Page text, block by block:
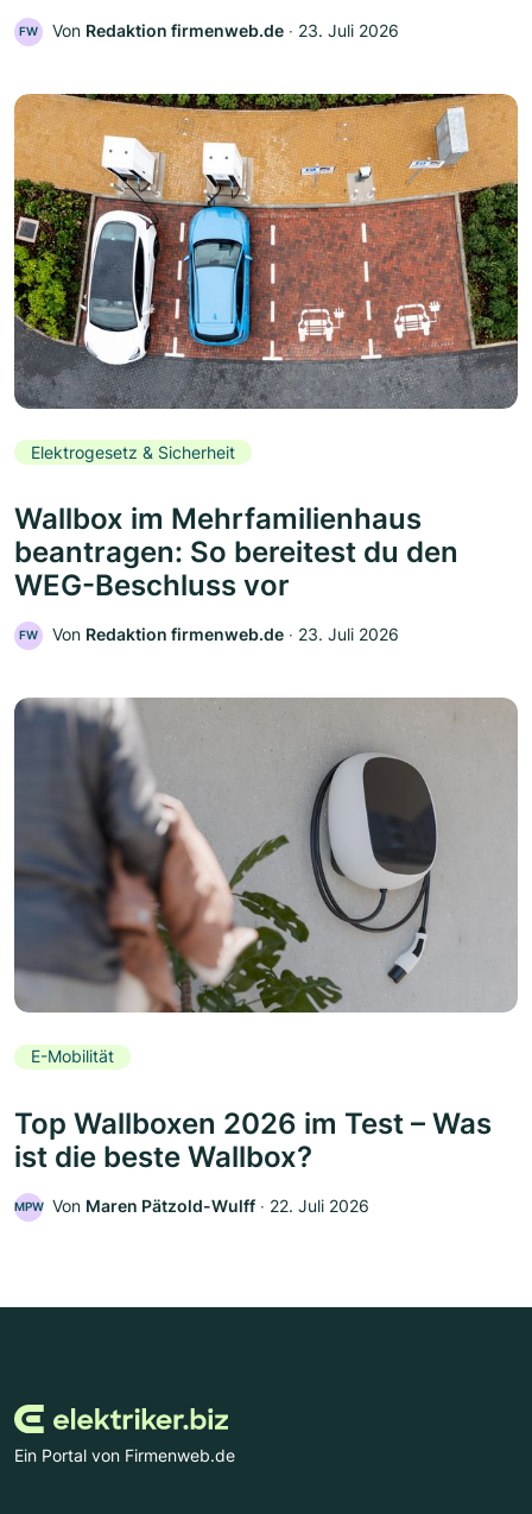
FW Von Redaktion firmenweb.de ‧ 23. Juli 2026
Elektrogesetz & Sicherheit
Wallbox im Mehrfamilienhaus
beantragen: So bereitest du den
WEG-Beschluss vor
FW Von Redaktion firmenweb.de ‧ 23. Juli 2026
E-Mobilität
Top Wallboxen 2026 im Test – Was
ist die beste Wallbox?
MPW Von Maren Pätzold-Wulff ‧ 22. Juli 2026
Ein Portal von Firmenweb.de